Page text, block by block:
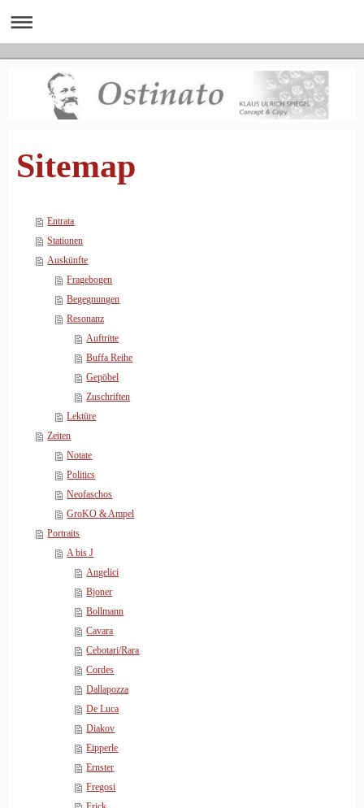
Sitemap
Entrata
Stationen
Auskünfte
Fragebogen
Begegnungen
Resonanz
Auftritte
Buffa Reihe
Gepöbel
Zuschriften
Lektüre
Zeiten
Notate
Politics
Neofaschos
GroKO & Ampel
Portraits
A bis J
Angelici
Bjoner
Bollmann
Cavara
Cebotari/Rara
Cordes
Dallapozza
De Luca
Diakov
Eipperle
Ernster
Fregosi